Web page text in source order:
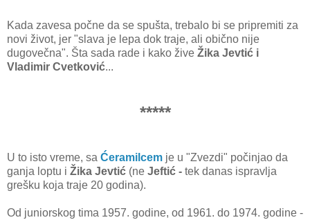
Kada zavesa počne da se spušta, trebalo bi se pripremiti za
novi život, jer "slava je lepa dok traje, ali obično nije
dugovečna". Šta sada rade i kako žive Žika Jevtić i
Vladimir Cvetković...
*****
U to isto vreme, sa Ćeramilcem je u "Zvezdi" počinjao da
ganja loptu i Žika Jevtić (ne Jeftić - tek danas ispravlja
grešku koja traje 20 godina).
Od juniorskog tima 1957. godine, od 1961. do 1974. godine -